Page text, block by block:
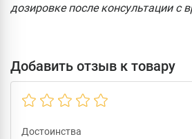
дозировке после консультации с
Добавить отзыв к товару
Достоинства